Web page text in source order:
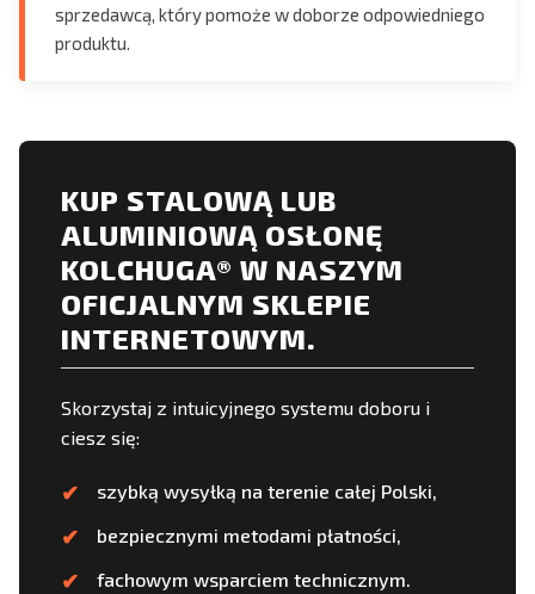
sprzedawcą, który pomoże w doborze odpowiedniego
produktu.
KUP STALOWĄ LUB
ALUMINIOWĄ OSŁONĘ
KOLCHUGA® W NASZYM
OFICJALNYM SKLEPIE
INTERNETOWYM.
Skorzystaj z intuicyjnego systemu doboru i
ciesz się:
szybką wysyłką na terenie całej Polski,
bezpiecznymi metodami płatności,
fachowym wsparciem technicznym.